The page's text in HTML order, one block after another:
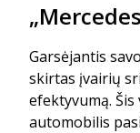
Garsėjantis
skirtas įvairių
efektyvumą.
automobilis